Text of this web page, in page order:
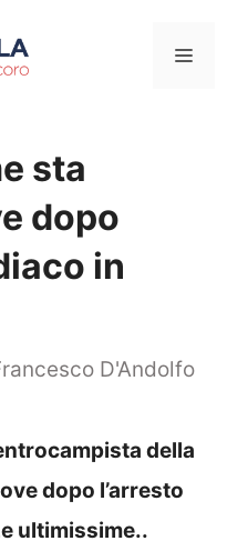
Menu
sta
dopo
in
D'Andolfo
della
dopo l’arresto
ultimissime..